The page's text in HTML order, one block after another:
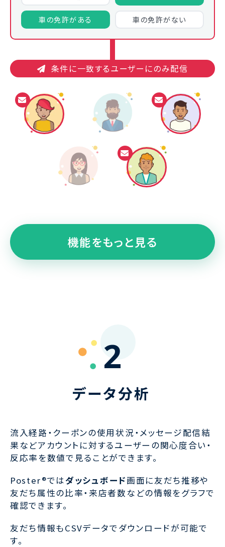
車の免許がある 車の免許がない
機能をもっと見る
2
データ分析
流入経路・クーポンの使用状況・メッセージ配信結
果などアカウントに対するユーザーの関心度合い・
反応率を数値で見ることができます。
Poster®ではダッシュボード画面に友だち推移や
友だち属性の比率・来店者数などの情報をグラフで
確認できます。
友だち情報もCSVデータでダウンロードが可能で
す。